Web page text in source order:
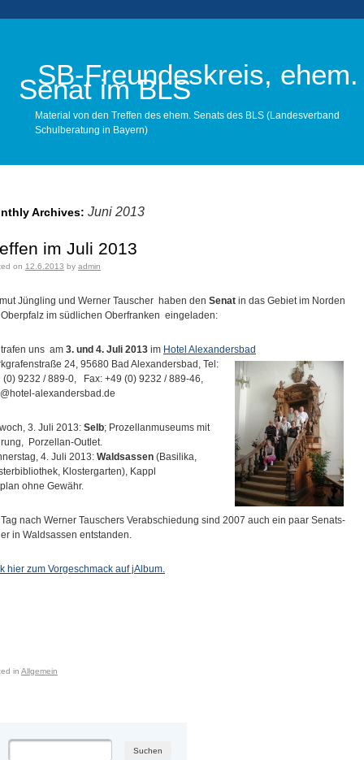
SB-Freundeskreis, ehem.
Senat im BLS
Material von den Treffen des ehem. Senats des BLS (Landesverband
Schulberatung in Bayern)
Main menu
Archives: Juni 2013
im Juli 2013
on 12.6.2013 by admin
Jüngling und Werner Tauscher haben den Senat in das Gebiet im Norden
im südlichen Oberfranken eingeladen:
uns am 3. und 4. Juli 2013 im Hotel Alexandersbad
24, 95680 Bad Alexandersbad, Tel:
(0) 9232 / 889-0, Fax: +49 (0) 9232 / 889-46,
alexandersbad.de
3. Juli 2013: Selb; Prozellanmuseums mit
Porzellan-Outlet.
4. Juli 2013: Waldsassen (Basilika,
Klostergarten), Kappl
ohne Gewähr.
nach Werner Tauschers Verabschiedung sind 2007 auch ein paar Senats-
in Waldsassen entstanden.
hier zum Vorgeschmack auf jAlbum.
in Allgemein